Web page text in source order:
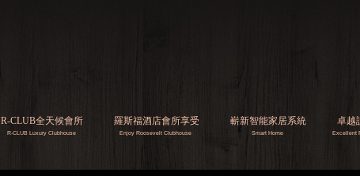
Excellent
Enjoy Roosevelt Clubhouse
​R-CLUB Luxury Clubhouse Smart Home
R-CLUB全天候會所 羅斯福酒店會所享受 嶄新智能家居系統 卓越